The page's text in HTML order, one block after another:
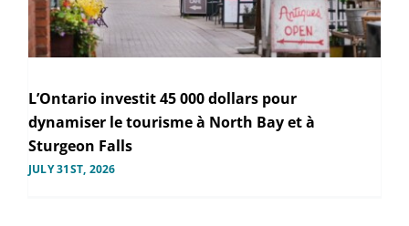
L’Ontario investit 45 000 dollars pour
dynamiser le tourisme à North Bay et à
Sturgeon Falls
JULY 31ST, 2026